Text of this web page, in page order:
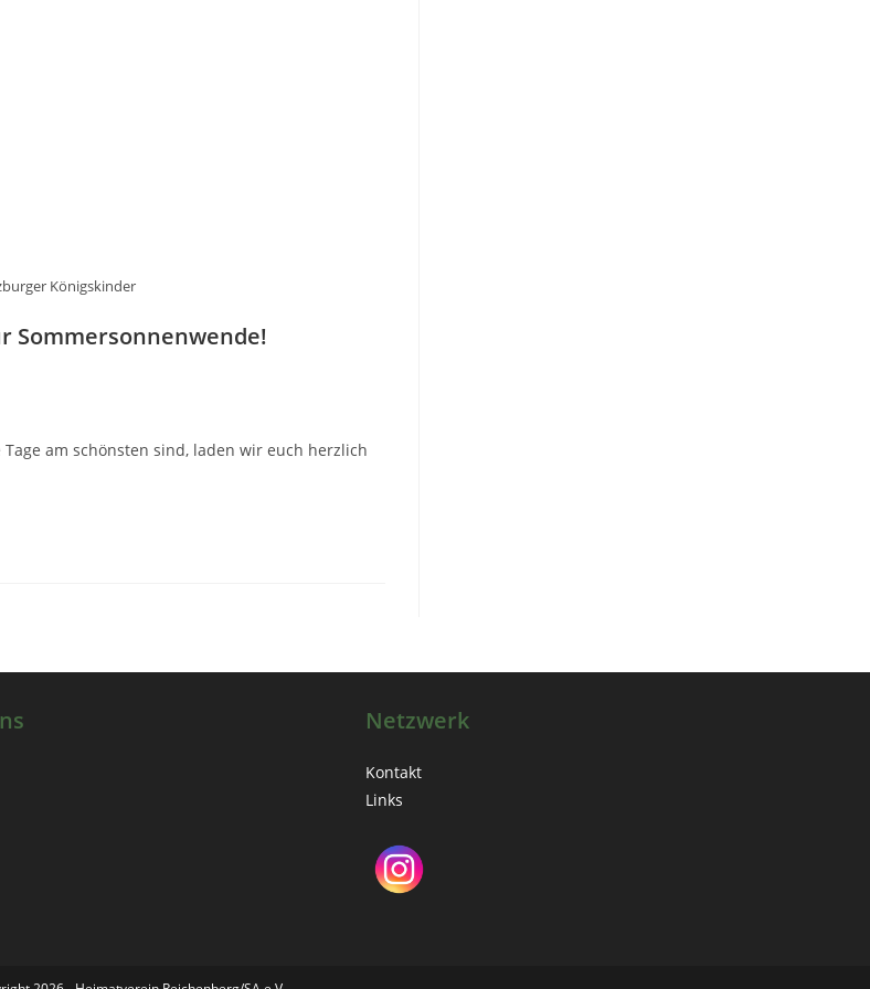
Königskinder
Sommersonnenwende!
am schönsten sind, laden wir euch herzlich
Netzwerk
Kontakt
Links